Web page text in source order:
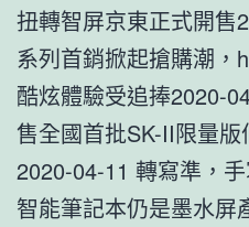
扭轉智屏京東正式開售
系列首銷掀起搶購潮，
酷炫體驗受追捧2020-
售全國首批SK-II限量
2020-04-11 轉寫準，
智能筆記本仍是墨水屏